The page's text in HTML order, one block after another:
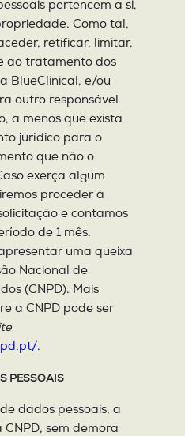
pertencem a si,
Como tal,
retificar, limitar,
ao tratamento dos
BlueClinical, e/ou
outro responsável
a menos que exista
jurídico para o
que não o
exerça algum
proceder à
e contamos
de 1 mês.
uma queixa
Nacional de
(CNPD). Mais
a CNPD pode ser
.
PESSOAIS
dados pessoais, a
sem demora